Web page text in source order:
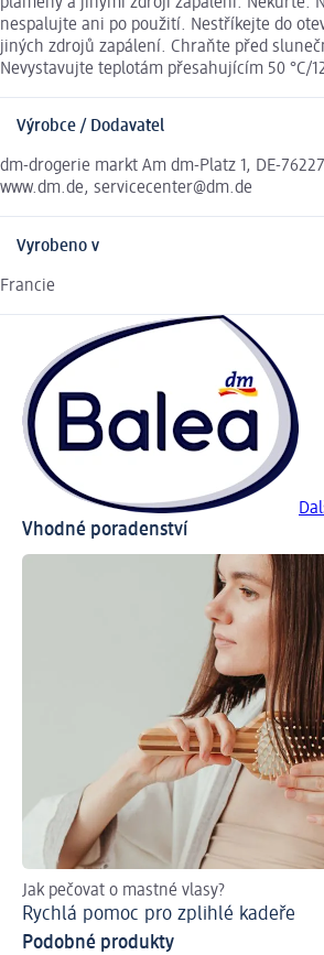
nespalujte ani po použití. Nestříkejte do
jiných zdrojů zapálení. Chraňte před
Nevystavujte teplotám přesahujícím 50 °C/
Výrobce / Dodavatel
dm-drogerie markt Am dm-Platz 1, DE-
www.dm.de, servicecenter@dm.de
Vyrobeno v
Francie
Vhodné poradenství
Jak pečovat o mastné vlasy?
Rychlá pomoc pro zplihlé kadeře
Podobné produkty